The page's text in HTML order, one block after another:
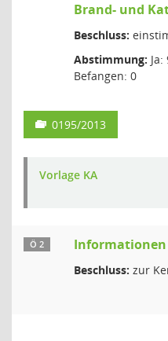
Brand- und
Beschluss:
Abstimmung:
Befangen: 0
0195/2013
Vorlage KA
Ö 2 Informationen
Beschluss: zur